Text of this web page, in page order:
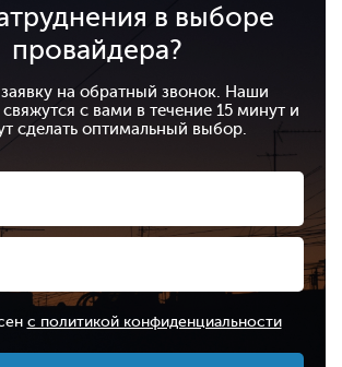
в выборе
провайдера?
заявку на обратный звонок. Наши
с вами в течение 15 минут и
сделать оптимальный выбор.
с политикой конфиденциальности